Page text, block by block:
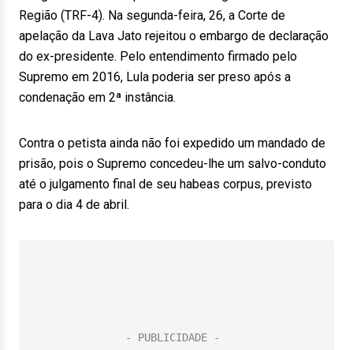
Região (TRF-4). Na segunda-feira, 26, a Corte de
apelação da Lava Jato rejeitou o embargo de declaração
do ex-presidente. Pelo entendimento firmado pelo
Supremo em 2016, Lula poderia ser preso após a
condenação em 2ª instância.
Contra o petista ainda não foi expedido um mandado de
prisão, pois o Supremo concedeu-lhe um salvo-conduto
até o julgamento final de seu habeas corpus, previsto
para o dia 4 de abril.